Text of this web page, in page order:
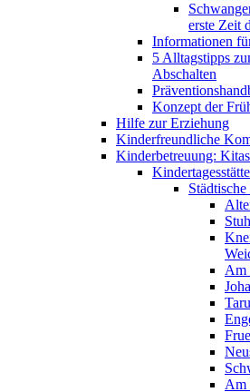
erste Zeit
Informationen
5 Alltagstipps
Abschalten
Konzept der
Hilfe zur Erziehung
Kinderfreundliche
Kinderbetreuung:
Am
Am